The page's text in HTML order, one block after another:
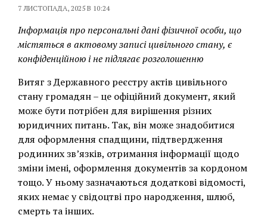
7 ЛИСТОПАДА, 2025 В 10:24
Інформація про персональні дані фізичної особи, що
містяться в актовому записі цивільного стану, є
конфіденційною і не підлягає розголошенню
Витяг з Державного реєстру актів цивільного
стану громадян – це офіційний документ, який
може бути потрібен для вирішення різних
юридичних питань. Так, він може знадобитися
для оформлення спадщини, підтвердження
родинних зв’язків, отримання інформації щодо
зміни імені, оформлення документів за кордоном
тощо. У ньому зазначаються додаткові відомості,
яких немає у свідоцтві про народження, шлюб,
смерть та інших.